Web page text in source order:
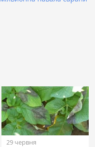
29 червня